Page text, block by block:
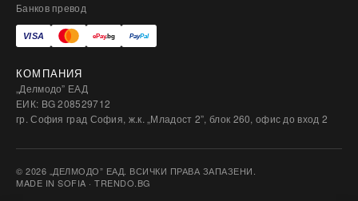
Банков превод
КОМПАНИЯ
„Делмодо” ЕАД
ЕИК: BG 208529712
гр. София град София, ж.к. „Младост 2”, блок 260, офис до вход 2
© 2026 „ДЕЛМОДО” ЕАД. ВСИЧКИ ПРАВА ЗАПАЗЕНИ.
MADE IN SOFIA · TRENDO.BG